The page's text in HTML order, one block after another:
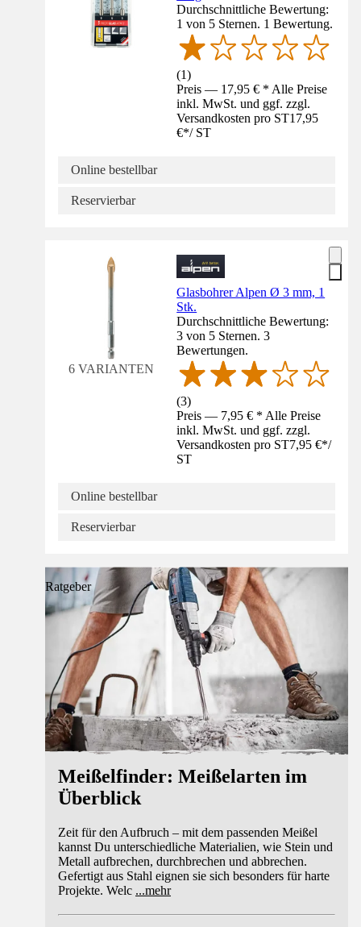
Durchschnittliche Bewertung:
1 von 5 Sternen. 1 Bewertung.
(1)
Preis — 17,95 € * Alle Preise
inkl. MwSt. und ggf. zzgl.
Versandkosten pro ST17,95
€*/ ST
Online bestellbar
Reservierbar
6 VARIANTEN
Glasbohrer Alpen Ø 3 mm, 1
Stk.
Durchschnittliche Bewertung:
3 von 5 Sternen. 3
Bewertungen.
(3)
Preis — 7,95 € * Alle Preise
inkl. MwSt. und ggf. zzgl.
Versandkosten pro ST7,95 €*/
ST
Online bestellbar
Reservierbar
Ratgeber
Meißelfinder: Meißelarten im
Überblick
Zeit für den Aufbruch – mit dem passenden Meißel
kannst Du unterschiedliche Materialien, wie Stein und
Metall aufbrechen, durchbrechen und abbrechen.
Gefertigt aus Stahl eignen sie sich besonders für harte
Projekte. Welc ...mehr